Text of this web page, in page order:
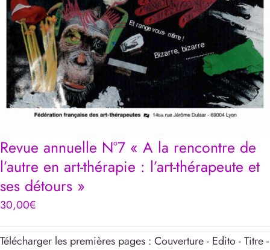
Revue annuelle N°7 « A la rencontre de
l’autre en art-thérapie : l’art-thérapeute et
ses détours »
30,00€
Télécharger les premières pages : Couverture - Edito - Titre -